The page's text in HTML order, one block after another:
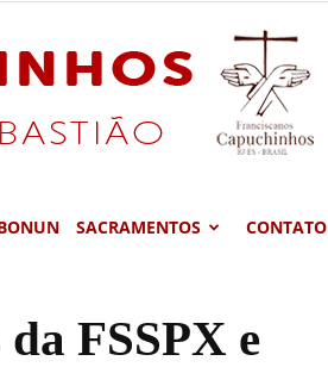
SACRAMENTOS CONTATO
FSSPX e